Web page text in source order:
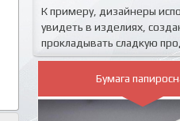
К примеру, дизайнеры
увидеть в изделиях,
прокладывать сладкую
Бумага